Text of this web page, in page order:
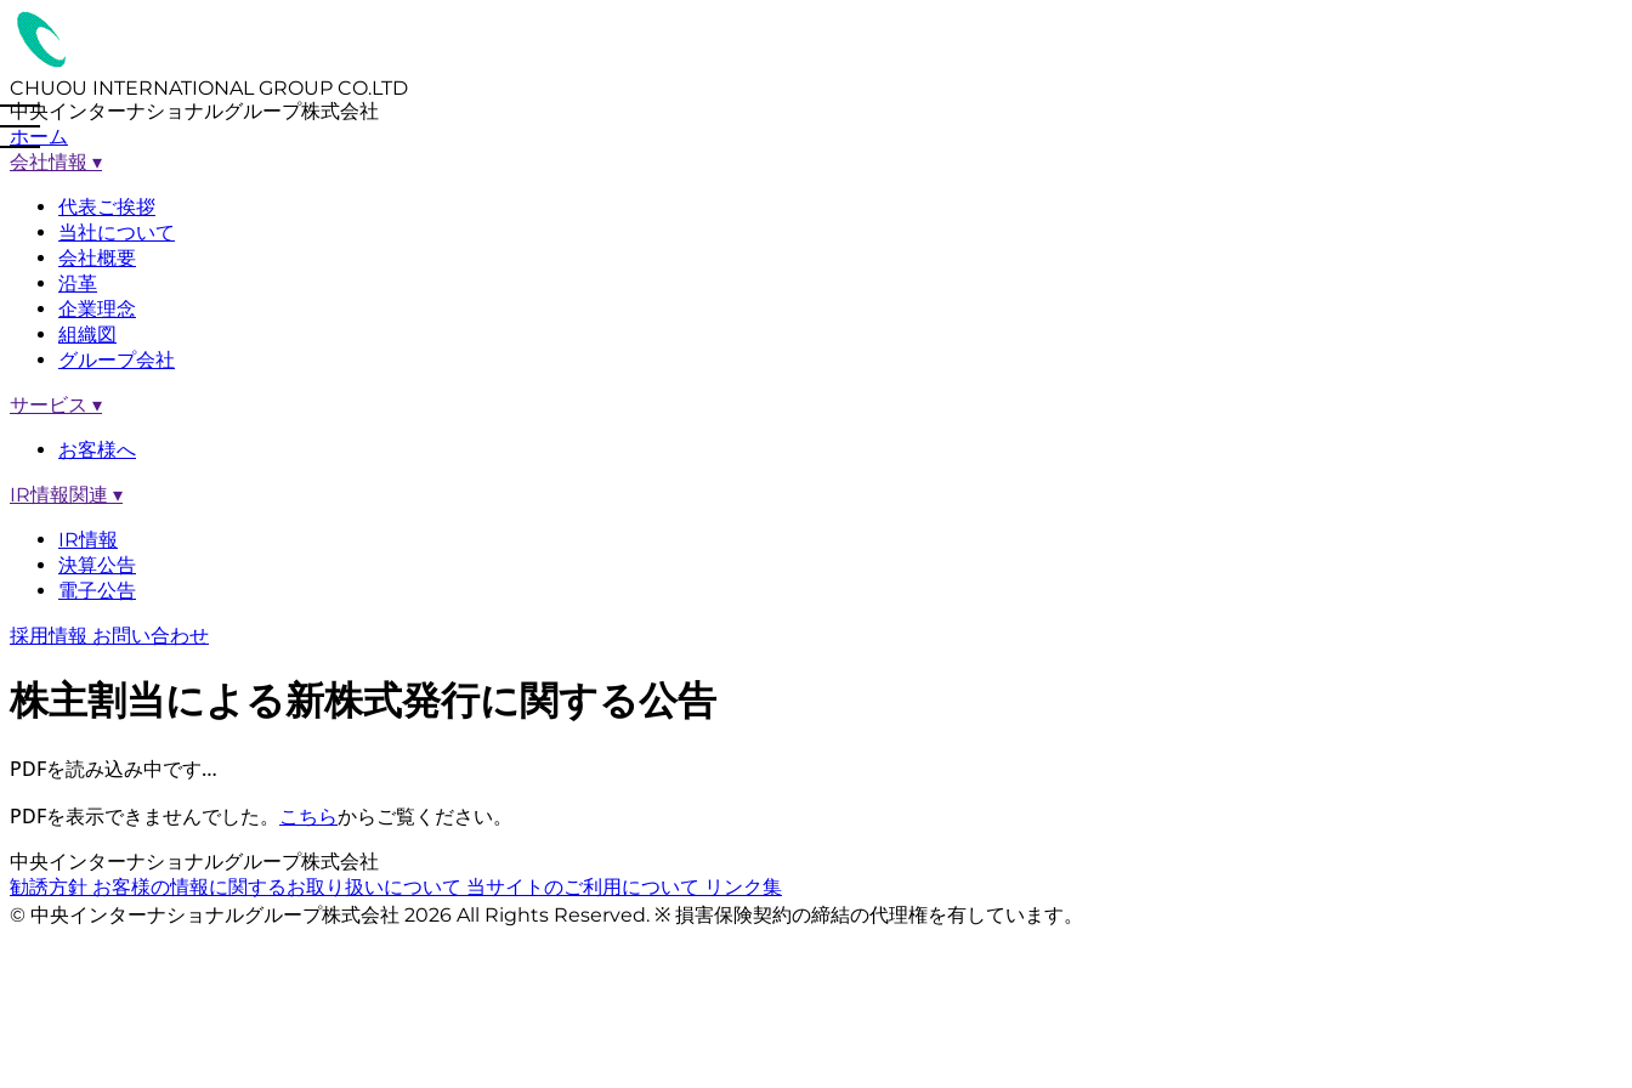
CHUOU INTERNATIONAL GROUP CO.LTD
中央インターナショナルグループ株式会社
ホーム
会社情報 ▾
代表ご挨拶
当社について
会社概要
沿革
企業理念
組織図
グループ会社
サービス ▾
お客様へ
IR情報関連 ▾
IR情報
決算公告
電子公告
採用情報 お問い合わせ
株主割当による新株式発行に関する公告
PDFを読み込み中です…
PDFを表示できませんでした。 こちらからご覧ください。
中央インターナショナルグループ株式会社
勧誘方針 お客様の情報に関するお取り扱いについて 当サイトのご利用について リンク集
© 中央インターナショナルグループ株式会社 2026 All Rights Reserved. ※ 損害保険契約の締結の代理権を有しています。